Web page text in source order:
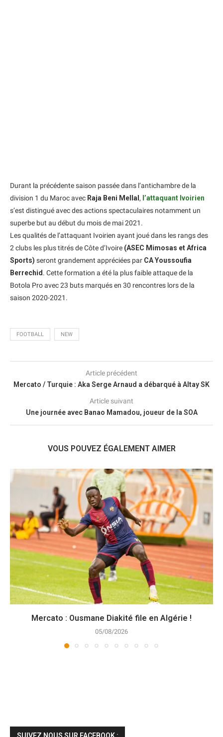
Durant la précédente saison passée dans l’antichambre de la
division 1 du Maroc avec Raja Beni Mellal , l’attaquant Ivoirien
s’est distingué avec des actions spectaculaires notamment un
superbe but au début du mois de mai 2021.
Les qualités de l’attaquant Ivoirien ayant joué dans les rangs des
2 clubs les plus titrés de Côte d’Ivoire (ASEC Mimosas et Africa
Sports) seront grandement appréciées par CA Youssoufia
Berrechid . Cette formation a été la plus faible attaque de la
Botola Pro avec 23 buts marqués en 30 rencontres lors de la
saison 2020-2021.
FOOTBALL NEW
Article précédent
Mercato / Turquie : Aka Serge Arnaud a débarqué à Altay SK
Article suivant
Une journée avec Banao Mamadou, joueur de la SOA
VOUS POUVEZ ÉGALEMENT AIMER
Mercato : Ousmane Diakité file en Algérie !
05/08/2026